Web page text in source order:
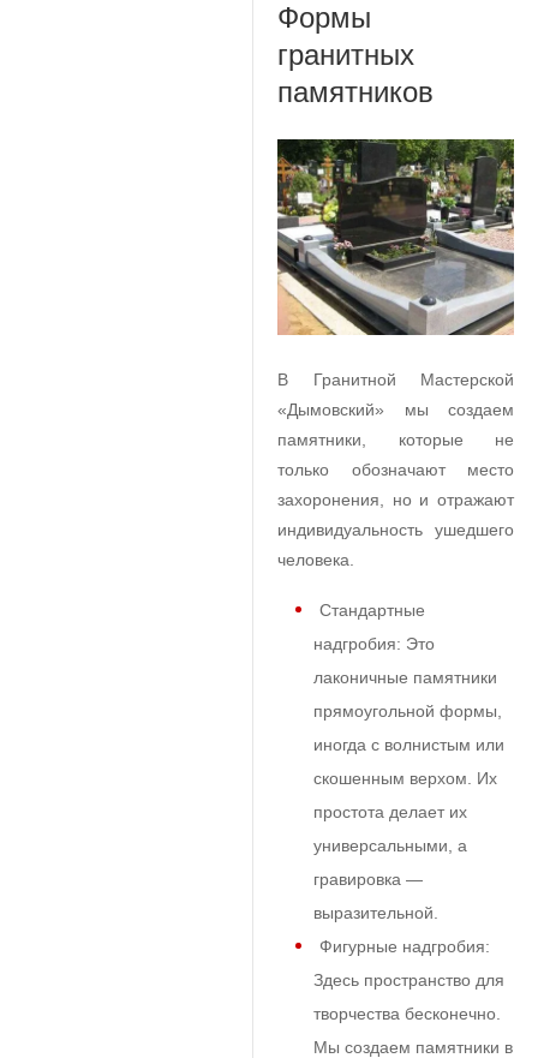
Формы
гранитных
памятников
В Гранитной Мастерской
«Дымовский» мы создаем
памятники, которые не
только обозначают место
захоронения, но и отражают
индивидуальность ушедшего
человека.
Стандартные
надгробия: Это
лаконичные памятники
прямоугольной формы,
иногда с волнистым или
скошенным верхом. Их
простота делает их
универсальными, а
гравировка —
выразительной.
Фигурные надгробия:
Здесь пространство для
творчества бесконечно.
Мы создаем памятники в